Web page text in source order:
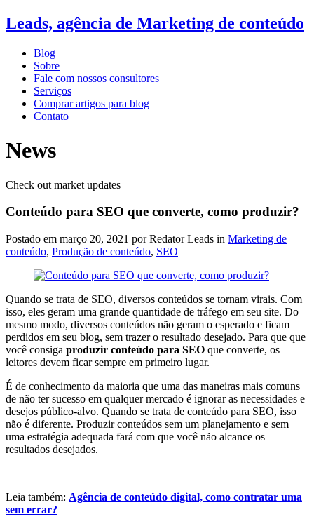
Leads, agência de Marketing de conteúdo
Blog
Sobre
Fale com nossos consultores
Serviços
Comprar artigos para blog
Contato
News
Check out market updates
Conteúdo para SEO que converte, como produzir?
Postado em março 20, 2021 por Redator Leads in Marketing de
conteúdo, Produção de conteúdo, SEO
Quando se trata de SEO, diversos conteúdos se tornam virais. Com
isso, eles geram uma grande quantidade de tráfego em seu site. Do
mesmo modo, diversos conteúdos não geram o esperado e ficam
perdidos em seu blog, sem trazer o resultado desejado. Para que que
você consiga produzir conteúdo para SEO que converte, os
leitores devem ficar sempre em primeiro lugar.
É de conhecimento da maioria que uma das maneiras mais comuns
de não ter sucesso em qualquer mercado é ignorar as necessidades e
desejos público-alvo. Quando se trata de conteúdo para SEO, isso
não é diferente. Produzir conteúdos sem um planejamento e sem
uma estratégia adequada fará com que você não alcance os
resultados desejados.
Leia também: Agência de conteúdo digital, como contratar uma
sem errar?